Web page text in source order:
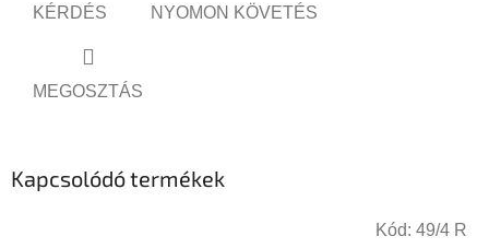
KÉRDÉS NYOMON KÖVETÉS
MEGOSZTÁS
Kapcsolódó termékek
Kód: 49/4 R